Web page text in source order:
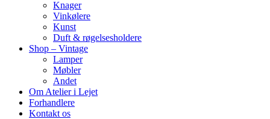
Knager
Vinkølere
Kunst
Duft & røgelsesholdere
Shop – Vintage
Lamper
Møbler
Andet
Om Atelier i Lejet
Forhandlere
Kontakt os